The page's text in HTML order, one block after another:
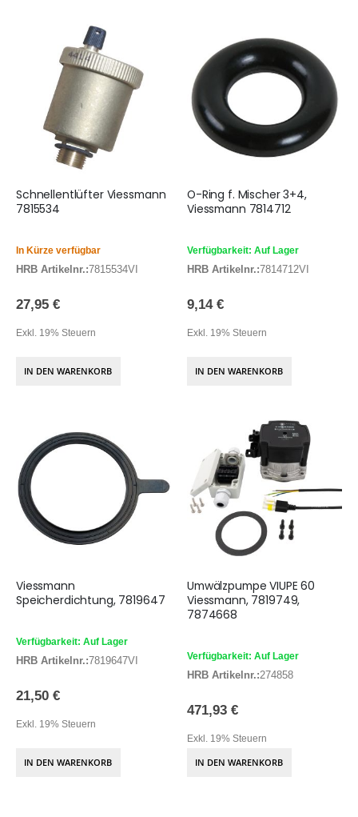
Schnellentlüfter Viessmann
7815534
In Kürze verfügbar
HRB Artikelnr.:7815534VI
27,95 €
Exkl. 19% Steuern
IN DEN WARENKORB
O-Ring f. Mischer 3+4,
Viessmann 7814712
Verfügbarkeit: Auf Lager
HRB Artikelnr.:7814712VI
9,14 €
Exkl. 19% Steuern
IN DEN WARENKORB
Viessmann
Speicherdichtung, 7819647
Verfügbarkeit: Auf Lager
HRB Artikelnr.:7819647VI
21,50 €
Exkl. 19% Steuern
IN DEN WARENKORB
Umwälzpumpe VIUPE 60
Viessmann, 7819749,
7874668
Verfügbarkeit: Auf Lager
HRB Artikelnr.:274858
471,93 €
Exkl. 19% Steuern
IN DEN WARENKORB